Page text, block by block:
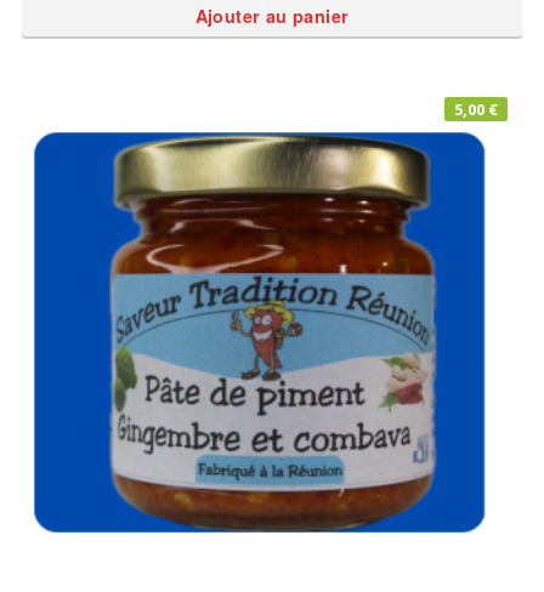
Ajouter au panier
5,00 €